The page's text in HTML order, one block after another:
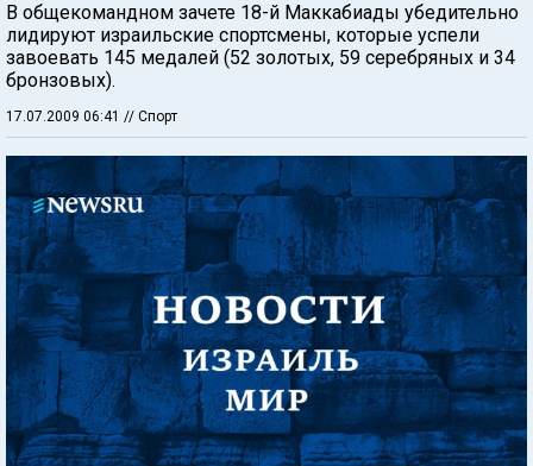
В общекомандном зачете 18-й Маккабиады убедительно
лидируют израильские спортсмены, которые успели
завоевать 145 медалей (52 золотых, 59 серебряных и 34
бронзовых).
17.07.2009 06:41 // Спорт